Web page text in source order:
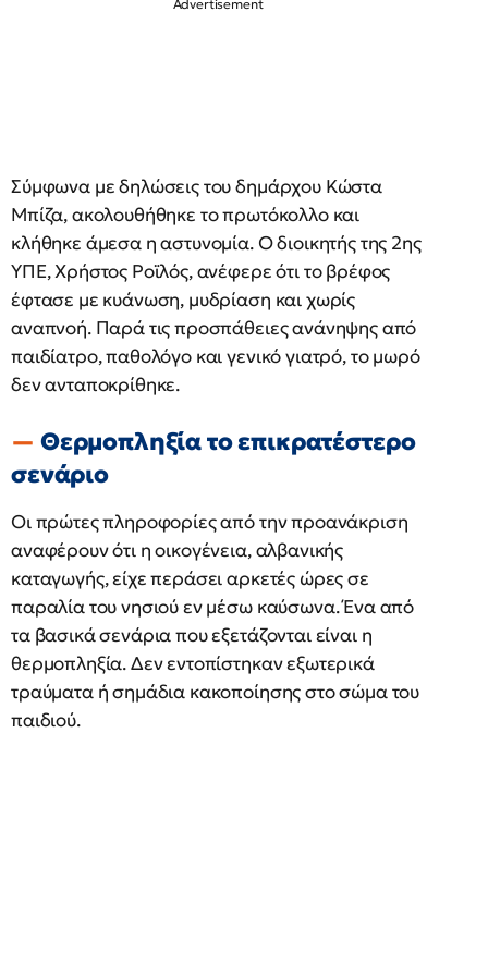
Σύμφωνα με δηλώσεις του δημάρχου Κώστα
Μπίζα, ακολουθήθηκε το πρωτόκολλο και
κλήθηκε άμεσα η αστυνομία. Ο διοικητής της 2ης
ΥΠΕ, Χρήστος Ροϊλός, ανέφερε ότι το βρέφος
έφτασε με κυάνωση, μυδρίαση και χωρίς
αναπνοή. Παρά τις προσπάθειες ανάνηψης από
παιδίατρο, παθολόγο και γενικό γιατρό, το μωρό
δεν ανταποκρίθηκε.
Θερμοπληξία το επικρατέστερο
σενάριο
Οι πρώτες πληροφορίες από την προανάκριση
αναφέρουν ότι η οικογένεια, αλβανικής
καταγωγής, είχε περάσει αρκετές ώρες σε
παραλία του νησιού εν μέσω καύσωνα. Ένα από
τα βασικά σενάρια που εξετάζονται είναι η
θερμοπληξία. Δεν εντοπίστηκαν εξωτερικά
τραύματα ή σημάδια κακοποίησης στο σώμα του
παιδιού.